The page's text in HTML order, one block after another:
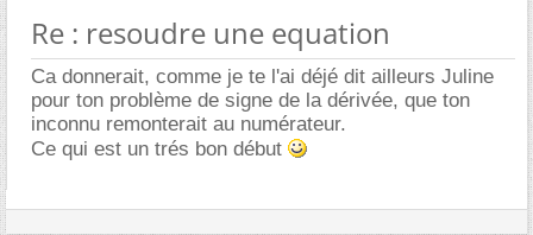
Re : resoudre une equation
Ca donnerait, comme je te l'ai déjé dit ailleurs Juline
pour ton problème de signe de la dérivée, que ton
inconnu remonterait au numérateur.
Ce qui est un trés bon début